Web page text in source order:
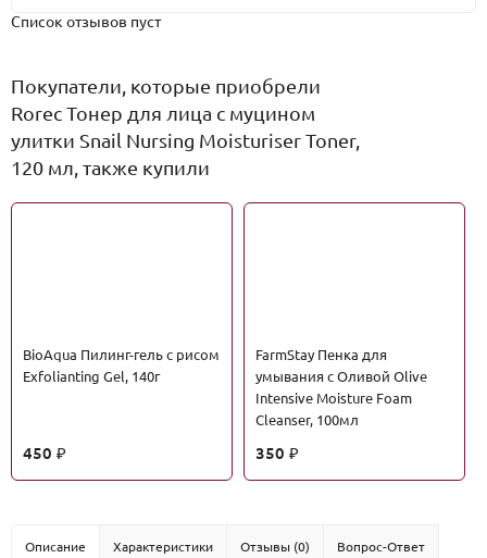
Список отзывов пуст
Покупатели, которые приобрели
Rorec Тонер для лица с муцином
улитки Snail Nursing Moisturiser Toner,
120 мл, также купили
BioAqua Пилинг-гель с рисом
Exfolianting Gel, 140г
450 ₽
FarmStay Пенка для
умывания с Оливой Olive
Intensive Moisture Foam
Cleanser, 100мл
350 ₽
Описание Характеристики Отзывы (0) Вопрос-Ответ